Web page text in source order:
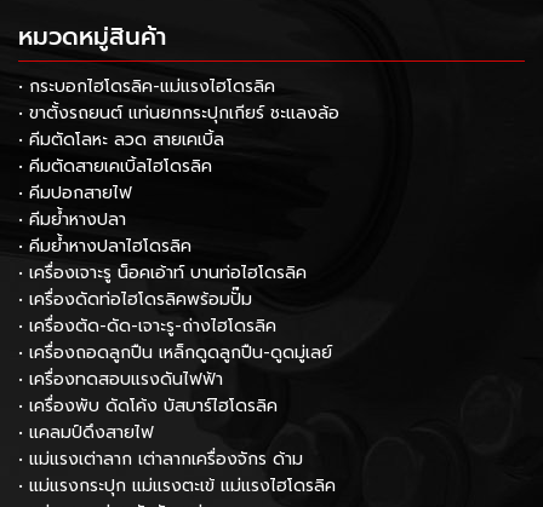
หมวดหมู่สินค้า
• กระบอกไฮโดรลิค-แม่แรงไฮโดรลิค
• ขาตั้งรถยนต์ แท่นยกกระปุกเกียร์ ชะแลงล้อ
• คีมตัดโลหะ ลวด สายเคเบิ้ล
• คีมตัดสายเคเบิ้ลไฮโดรลิค
• คีมปอกสายไฟ
• คีมย้ำหางปลา
• คีมย้ำหางปลาไฮโดรลิค
• เครื่องเจาะรู น็อคเอ้าท์ บานท่อไฮโดรลิค
• เครื่องดัดท่อไฮโดรลิคพร้อมปั๊ม
• เครื่องตัด-ดัด-เจาะรู-ถ่างไฮโดรลิค
• เครื่องถอดลูกปืน เหล็กดูดลูกปืน-ดูดมู่เลย์
• เครื่องทดสอบแรงดันไฟฟ้า
• เครื่องพับ ดัดโค้ง บัสบาร์ไฮโดรลิค
• แคลมป์ดึงสายไฟ
• แม่แรงเต่าลาก เต่าลากเครื่องจักร ด้าม
• แม่แรงกระปุก แม่แรงตะเข้ แม่แรงไฮโดรลิค